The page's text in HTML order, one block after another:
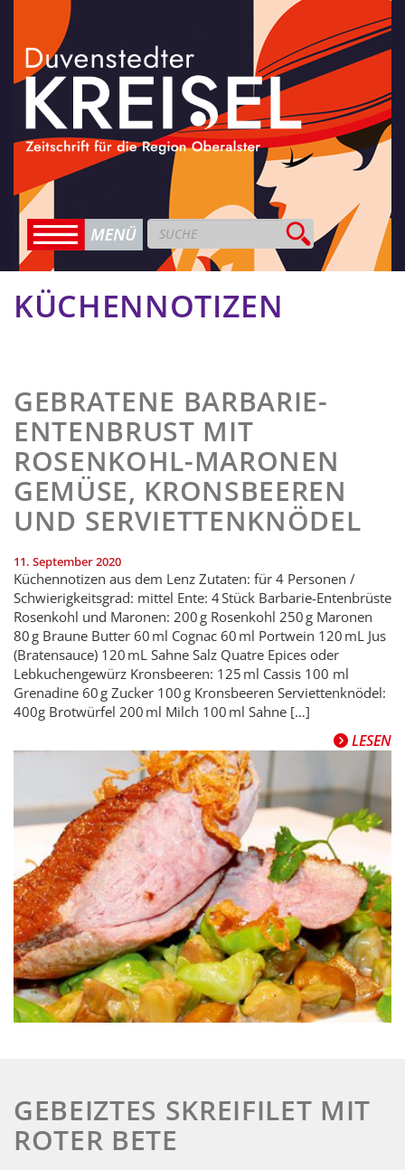
KÜCHENNOTIZEN
GEBRATENE BARBARIE-
ENTENBRUST MIT
ROSENKOHL-MARONEN
GEMÜSE, KRONSBEEREN
UND SERVIETTENKNÖDEL
11. September 2020
Küchennotizen aus dem Lenz Zutaten: für 4 Personen /
Schwierigkeitsgrad: mittel Ente: 4 Stück Barbarie-Entenbrüste
Rosenkohl und Maronen: 200 g Rosenkohl 250 g Maronen
80 g Braune Butter 60 ml Cognac 60 ml Portwein 120 mL Jus
(Bratensauce) 120 mL Sahne Salz Quatre Epices oder
Lebkuchengewürz Kronsbeeren: 125 ml Cassis 100 ml
Grenadine 60 g Zucker 100 g Kronsbeeren Serviettenknödel:
400g Brotwürfel 200 ml Milch 100 ml Sahne […]
LESEN
GEBEIZTES SKREIFILET MIT
ROTER BETE